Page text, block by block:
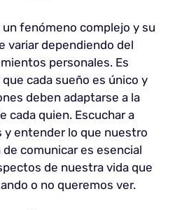
fenómeno complejo y su
variar dependiendo del
personales. Es
cada sueño es único y
deben adaptarse a la
cada quien. Escuchar a
y entender lo que nuestro
comunicar es esencial
de nuestra vida que
o no queremos ver.